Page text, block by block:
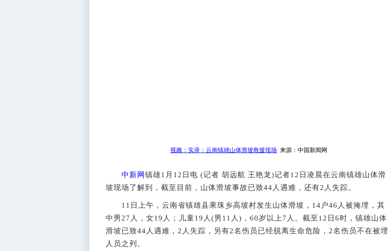
视频：实录：云南镇雄山体滑坡救援现场来源：中国新闻网
中新网 镇雄1月12日电 (记者 胡远航 王艳龙)记者12日凌晨在云南镇雄山体滑
坡现场了解到，截至目前，山体滑坡事故已致44人遇难，还有2人失踪。
11日上午，云南省镇雄县果珠乡高坡村发生山体滑坡，14户46人被掩埋，其
中男27人，女19人；儿童19人(男11人)，60岁以上7人。截至12日6时，镇雄山体
滑坡已致44人遇难，2人失踪，另有2名伤员已经脱离生命危险，2名伤员不在被埋
人员之列。